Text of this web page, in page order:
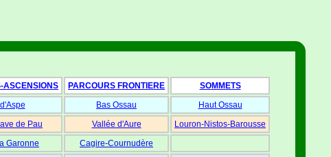
ASCENSIONS PARCOURS FRONTIERE
SOMMETS
Bas Ossau
Haut Ossau
de Pau Vallée d'Aure
Louron-Nistos-Barousse
Garonne
Cagire-Cournudère